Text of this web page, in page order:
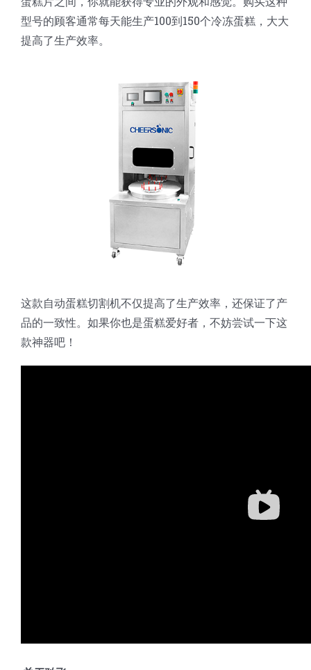
挤出奶酪切片
寿司切割机
冷冻面团切割
牛轧糖切割
宠物食品
型号的顾客通常每天能生产100到150个冷冻蛋糕，大大
提高了生产效率。
这款自动蛋糕切割机不仅提高了生产效率，还保证了产
品的一致性。如果你也是蛋糕爱好者，不妨尝试一下这
款神器吧！